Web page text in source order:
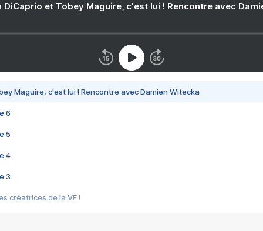
DiCaprio et Tobey Maguire, c'est lui ! Rencontre avec
Maguire, c'est lui ! Rencontre avec Damien Witecka
6
5
4
3
créatrices de la VF !